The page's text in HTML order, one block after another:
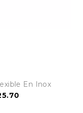
En Inox